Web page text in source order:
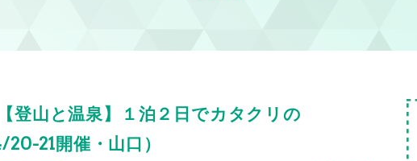
登山と温泉】１泊２日でカタクリの
21開催・山口）